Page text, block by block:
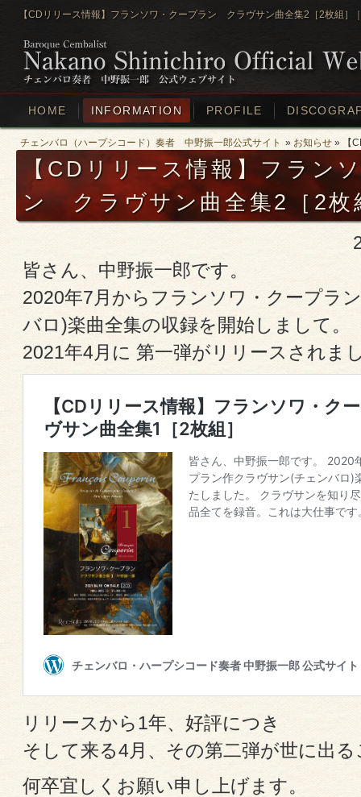
【CDリリース情報】フランソワ・クープラン クラヴサン曲全集2［2枚組］
HOME INFORMATION PROFILE
チェンバロ（ハープシコード）奏者 中野振一郎公式サイト » お知らせ » 【
【CDリリース情報】フラン
ン クラヴサン曲全集2［2枚
皆さん、中野振一郎です。
2020年7月からフランソワ・クープラ
バロ)楽曲全集の収録を開始しまして。
2021年4月に 第一弾がリリースされま
リリースから1年、好評につき
そして来る4月、その第二弾が世に出
何卒宜しくお願い申し上げます。